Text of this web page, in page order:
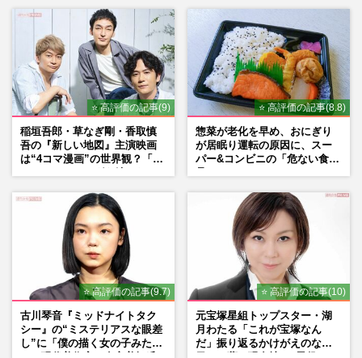
⭐ 高評価の記事(9)
稲垣吾郎・草なぎ剛・香取慎
吾の『新しい地図』主演映画
は“4コマ漫画”の世界観？「フ
も
⭐ 高評価の記事(8.8)
惣菜が老化を早め、おにぎり
が居眠り運転の原因に、スー
パー&コンビニの「危ない食
⭐ 高評価の記事(9.7)
古川琴音『ミッドナイトタク
シー』の“ミステリアスな眼差
し”に「僕の描く女の子みた
⭐ 高評価の記事(10)
元宝塚星組トップスター・湖
月わたる「これが宝塚なん
だ」振り返るかけがえのない